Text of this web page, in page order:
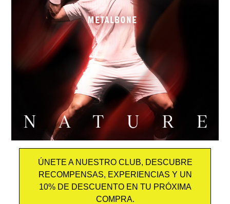
ÚNETE A NUESTRO CLUB, DESCUBRE
RECOMPENSAS, EXPERIENCIAS Y UN
10% DE DESCUENTO EN TU PRÓXIMA
COMPRA.